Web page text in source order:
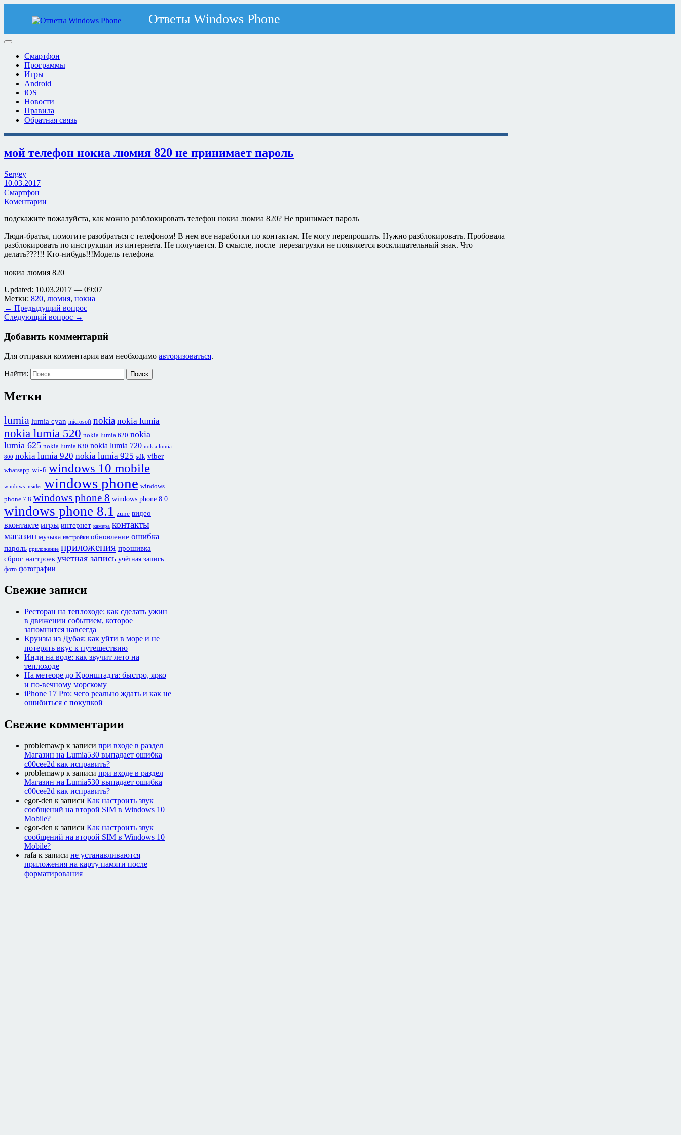
Смартфон
Программы
Игры
Android
iOS
Новости
Правила
Обратная связь
мой телефон нокиа люмия 820 не принимает пароль
Sergey
10.03.2017
Смартфон
Коментарии
подскажите пожалуйста, как можно разблокировать телефон нокиа люмиа 820? Не принимает пароль
Люди-братья, помогите разобраться с телефоном! В нем все наработки по контактам. Не могу перепрошить. Нужно разблокировать. Пробовала
разблокировать по инструкции из интернета. Не получается. В смысле, после перезагрузки не появляется восклицательный знак. Что
делать???!!! Кто-нибудь!!!Модель телефона
нокиа люмия 820
Updated: 10.03.2017 — 09:07
Метки: 820, люмия, нокиа
← Предыдущий вопрос
Следующий вопрос →
Добавить комментарий
Для отправки комментария вам необходимо авторизоваться.
Найти:
Метки
lumia lumia cyan microsoft nokia nokia lumia
nokia lumia 520 nokia lumia 620 nokia
lumia 625 nokia lumia 630 nokia lumia 720 nokia lumia
800 nokia lumia 920 nokia lumia 925 sdk viber
whatsapp wi-fi windows 10 mobile
windows insider windows phone windows
phone 7.8 windows phone 8 windows phone 8.0
windows phone 8.1 zune видео
вконтакте игры интернет камера контакты
магазин музыка настройки обновление ошибка
пароль приложение приложения прошивка
сброс настроек учетная запись учётная запись
фото фотографии
Свежие записи
Ресторан на теплоходе: как сделать ужин
в движении событием, которое
запомнится навсегда
Круизы из Дубая: как уйти в море и не
потерять вкус к путешествию
Инди на воде: как звучит лето на
теплоходе
На метеоре до Кронштадта: быстро, ярко
и по-вечному морскому
iPhone 17 Pro: чего реально ждать и как не
ошибиться с покупкой
Свежие комментарии
problemawp к записи при входе в раздел
Магазин на Lumia530 выпадает ошибка
c00cee2d как исправить?
problemawp к записи при входе в раздел
Магазин на Lumia530 выпадает ошибка
c00cee2d как исправить?
egor-den к записи Как настроить звук
сообщений на второй SIM в Windows 10
Mobile?
egor-den к записи Как настроить звук
сообщений на второй SIM в Windows 10
Mobile?
rafa к записи не устанавливаются
приложения на карту памяти после
форматирования